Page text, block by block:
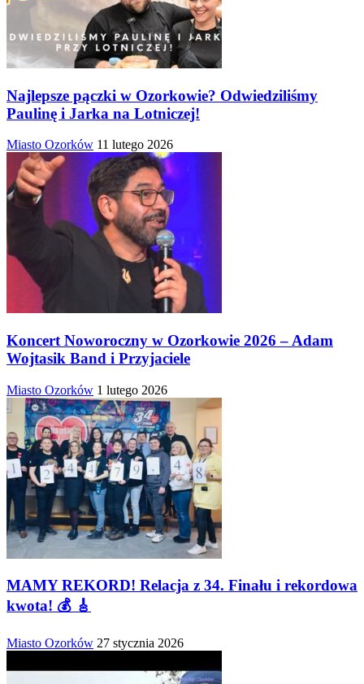
Najlepsze pączki w Ozorkowie? Odwiedziliśmy
Paulinę i Jarka na Lotniczej!
Miasto Ozorków 11 lutego 2026
Koncert Noworoczny w Ozorkowie 2026 – Adam
Wojtasik Band i Przyjaciele
Miasto Ozorków 1 lutego 2026
MAMY REKORD! Relacja z 34. Finału i rekordowa
kwota! 💰 🎸
Miasto Ozorków 27 stycznia 2026